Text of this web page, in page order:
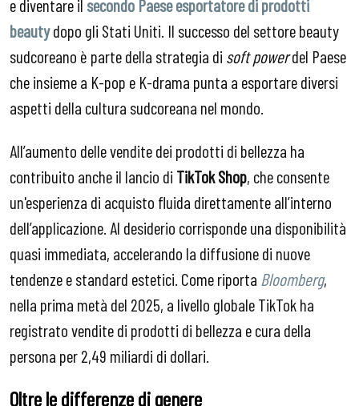
e diventare il secondo Paese esportatore di prodotti
beautydopo gli Stati Uniti. Il successo del settore beauty
sudcoreano è parte della strategia di soft powerdel Paese
che insieme a K-pop e K-drama punta a esportare diversi
aspetti della cultura sudcoreana nel mondo.
All’aumento delle vendite dei prodotti di bellezza ha
contribuito anche il lancio di TikTok Shop, che consente
un'esperienza di acquisto fluida direttamente all’interno
dell’applicazione. Al desiderio corrisponde una disponibilità
quasi immediata, accelerando la diffusione di nuove
tendenze e standard estetici. Come riporta Bloomberg,
nella prima metà del 2025, a livello globale TikTok ha
registrato vendite di prodotti di bellezza e cura della
persona per 2,49 miliardi di dollari.
Oltre le differenze di genere